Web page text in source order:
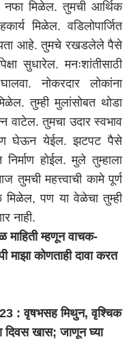
नफा मिळेल. तुमची आर्थिक
मिळेल. वडिलोपार्जित
आहे. तुमचे रखडलेले पैसे
सुधारेल. मनःशांतीसाठी
नोकरदार लोकांना
तुम्ही मुलांसोबत थोडा
वाटेल. तुमचा उदार स्वभाव
घेऊन येईल. झटपट पैसे
निर्माण होईल. मुले तुम्हाला
तुमची महत्त्वाची कामे पूर्ण
मिळेल, पण या वेळेचा तुम्ही
नाही.
माहिती म्हणून वाचक-
माझा कोणताही दावा करत
: वृषभसह मिथुन, वृश्चिक
दिवस खास; जाणून घ्या